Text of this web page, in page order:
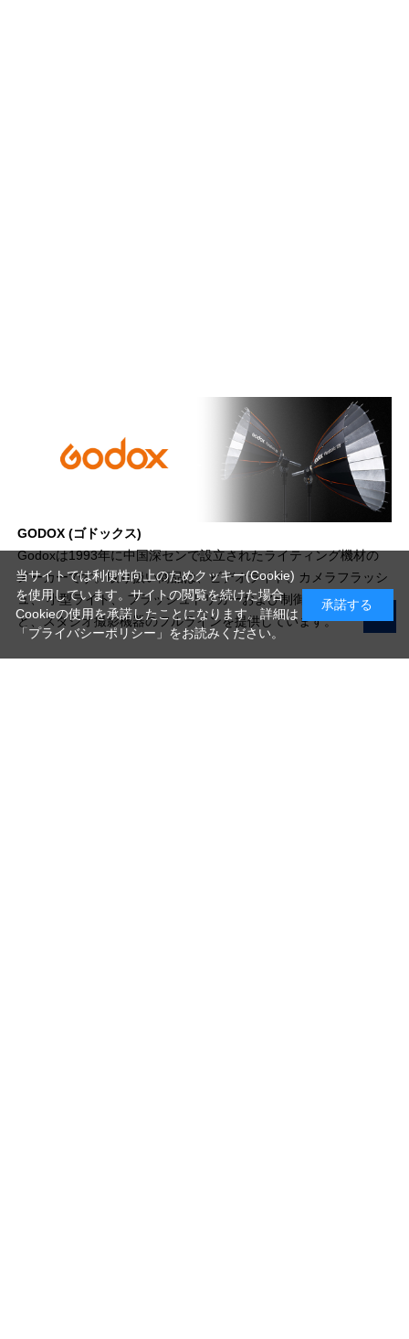
GODOX (ゴドックス)
Godoxは1993年に中国深センで設立されたライティング機材の
メーカーです。取り扱い商品は、ビデオライト、カメラフラッシ
ュ、 小型ライト、 フラッシュトリガーおよび制御システムな
ど、スタジオ撮影機器のフルラインを提供しています。
当サイトでは利便性向上のためクッキー(Cookie)
を使用しています。サイトの閲覧を続けた場合
Cookieの使用を承諾したことになります。詳細は
「プライバシーポリシー」 をお読みください。
承諾する